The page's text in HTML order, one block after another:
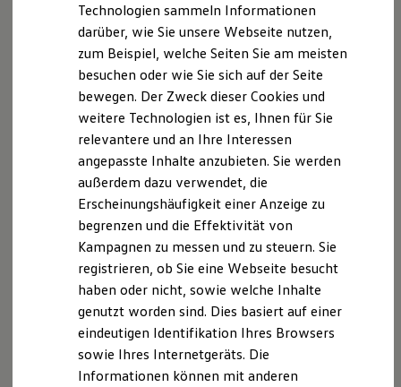
Nachhaltigkeit
Technologie
Kosten und Kauf
Verbrauchskosten
Kaufoptionen
E-Auto-Förderung
Software und Konnektivität
Die ID. Software 6
ID. Software Versionen und Updates
Digitale Extras
Schnittstellen zu Ihrem ID.
Marke und Erlebnis
Volkswagen R und R Experience
R-Modelle
R Experience
Driving Experience
Volkswagen entdecken
Werkbesichtigung
Lifestyle Shop
T-Roc Kollektion
Golf Kollektion
Ab 27.995,00 € inkl. MwSt.
Die Ausstattungslinie Trend ist voraussichtlich ab
Mitte Oktober 2026 bestellbar.
ID. Cross entdecken
Technologien sammeln Informationen
darüber, wie Sie unsere Webseite nutzen,
zum Beispiel, welche Seiten Sie am meisten
besuchen oder wie Sie sich auf der Seite
bewegen. Der Zweck dieser Cookies und
weitere Technologien ist es, Ihnen für Sie
relevantere und an Ihre Interessen
angepasste Inhalte anzubieten. Sie werden
außerdem dazu verwendet, die
Erscheinungshäufigkeit einer Anzeige zu
begrenzen und die Effektivität von
Kampagnen zu messen und zu steuern. Sie
registrieren, ob Sie eine Webseite besucht
haben oder nicht, sowie welche Inhalte
genutzt worden sind. Dies basiert auf einer
eindeutigen Identifikation Ihres Browsers
sowie Ihres Internetgeräts. Die
Informationen können mit anderen